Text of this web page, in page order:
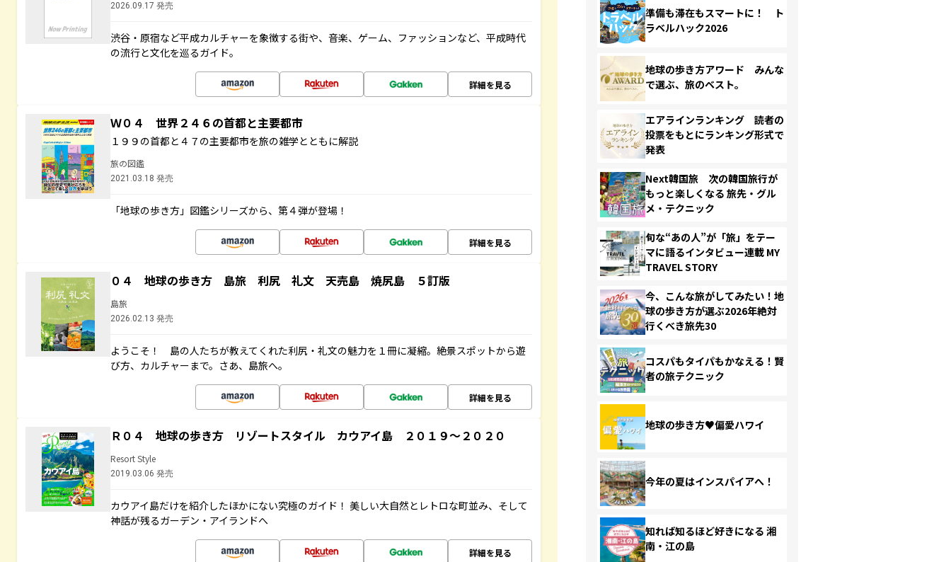
2026.09.17 発売
渋谷・原宿など平成カルチャーを象徴する街や、音楽、ゲーム、ファッションなど、平成時代
の流行と文化を巡るガイド。
詳細を見る
Ｗ０４ 世界２４６の首都と主要都市
１９９の首都と４７の主要都市を旅の雑学とともに解説
旅の図鑑
2021.03.18 発売
「地球の歩き方」図鑑シリーズから、第４弾が登場！
詳細を見る
０４ 地球の歩き方 島旅 利尻 礼文 天売島 焼尻島 ５訂版
島旅
2026.02.13 発売
ようこそ！ 島の人たちが教えてくれた利尻・礼文の魅力を１冊に凝縮。絶景スポットから遊
び方、カルチャーまで。さあ、島旅へ。
詳細を見る
Ｒ０４ 地球の歩き方 リゾートスタイル カウアイ島 ２０１９～２０２０
Resort Style
2019.03.06 発売
カウアイ島だけを紹介したほかにない究極のガイド！ 美しい大自然とレトロな町並み、そして
神話が残るガーデン・アイランドへ
詳細を見る
準備も滞在もスマートに！ ト
ラベルハック2026
地球の歩き方アワード みんな
で選ぶ、旅のベスト。
エアラインランキング 読者の
投票をもとにランキング形式で
発表
Next韓国旅 次の韓国旅行が
もっと楽しくなる 旅先・グル
メ・テクニック
旬な“あの人”が「旅」をテー
マに語るインタビュー連載 MY
TRAVEL STORY
今、こんな旅がしてみたい！地
球の歩き方が選ぶ2026年絶対
行くべき旅先30
コスパもタイパもかなえる！賢
者の旅テクニック
地球の歩き方♥偏愛ハワイ
今年の夏はインスパイアへ！
知れば知るほど好きになる 湘
南・江の島